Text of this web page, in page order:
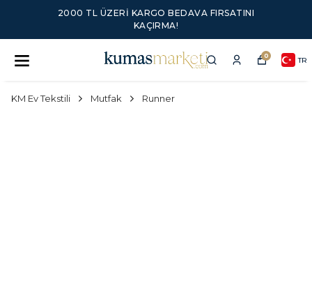
2000 TL ÜZERI KARGO BEDAVA FIRSATINI
KAÇIRMA!
0 TR
KM Ev Tekstili Mutfak Runner